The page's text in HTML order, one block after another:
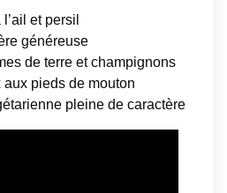
et persil
généreuse
de terre et champignons
aux pieds de mouton
pleine de caractère